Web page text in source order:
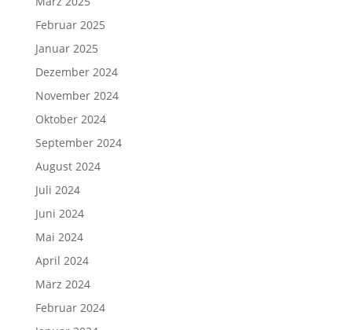
Februar 2025
Januar 2025
Dezember 2024
November 2024
Oktober 2024
September 2024
August 2024
Juli 2024
Juni 2024
Mai 2024
April 2024
März 2024
Februar 2024